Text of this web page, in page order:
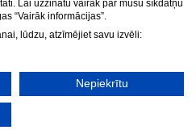
Lai uzzinātu vairāk par mūsu sīkdatņu
“Vairāk informācijas”.
lūdzu, atzīmējiet savu izvēli:
Nepiekrītu